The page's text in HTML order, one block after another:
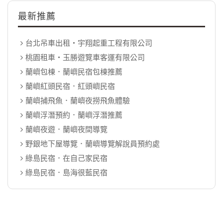
最新推薦
台北吊車出租‧宇翔起重工程有限公司
桃園租車‧玉勝遊覽車客運有限公司
蘭嶼包棟．蘭嶼民宿包棟推薦
蘭嶼紅頭民宿．紅頭嶼民宿
蘭嶼捕飛魚．蘭嶼夜撈飛魚體驗
蘭嶼浮潛預約．蘭嶼浮潛推薦
蘭嶼夜遊．蘭嶼夜間導覽
野銀地下屋導覽．蘭嶼導覽解說員預約處
綠島民宿．在自己家民宿
綠島民宿．島海很藍民宿